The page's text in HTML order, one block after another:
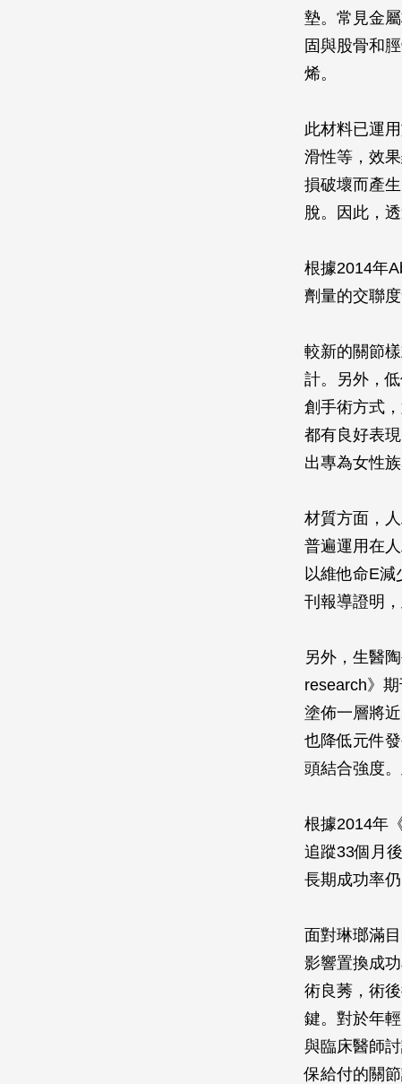
墊。常見金
固與股骨和
烯。
此材料已運
滑性等，效
損破壞而產
脫。因此，
根據2014年
劑量的交聯
較新的關節
計。另外，
創手術方式
都有良好表
出專為女性
材質方面，
普遍運用在
以維他命E減
刊報導證明
另外，生醫
research》
塗佈一層將
也降低元件
頭結合強度
根據2014年
追蹤33個月
長期成功率
面對琳瑯滿
影響置換成
術良莠，術
鍵。對於年
與臨床醫師
保給付的關